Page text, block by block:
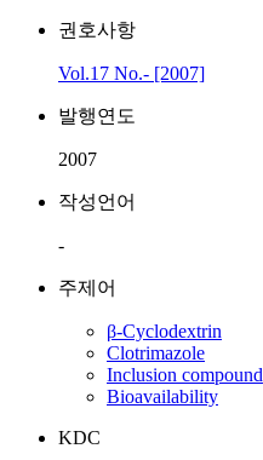
권호사항
Vol.17 No.- [2007]
발행연도
2007
작성언어
-
주제어
β-Cyclodextrin
Clotrimazole
Inclusion compound
Bioavailability
KDC